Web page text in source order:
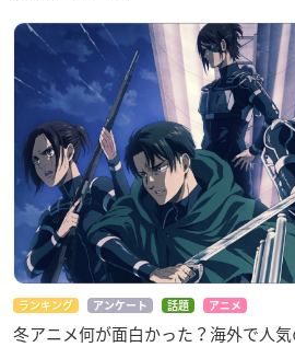
ランキング アンケート 話題 アニメ
冬アニメ何が面白かった？海外で人気